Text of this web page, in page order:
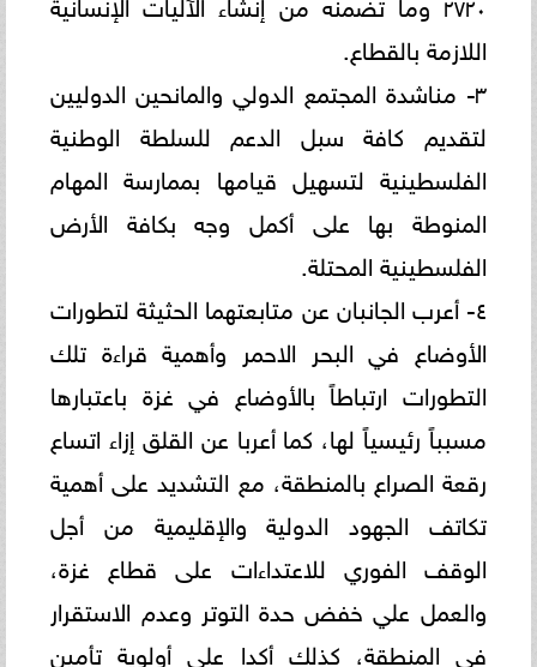
اللازمة بالقطاع.
٣- مناشدة المجتمع الدولي والمانحين الدوليين
لتقديم كافة سبل الدعم للسلطة الوطنية
الفلسطينية لتسهيل قيامها بممارسة المهام
المنوطة بها على أكمل وجه بكافة الأرض
الفلسطينية المحتلة.
٤- أعرب الجانبان عن متابعتهما الحثيثة لتطورات
الأوضاع في البحر الاحمر وأهمية قراءة تلك
التطورات ارتباطاً بالأوضاع في غزة باعتبارها
مسبباً رئيسياً لها، كما أعربا عن القلق إزاء اتساع
رقعة الصراع بالمنطقة، مع التشديد على أهمية
تكاتف الجهود الدولية والإقليمية من أجل
الوقف الفوري للاعتداءات على قطاع غزة،
والعمل علي خفض حدة التوتر وعدم الاستقرار
في المنطقة، كذلك أكدا على أولوية تأمين